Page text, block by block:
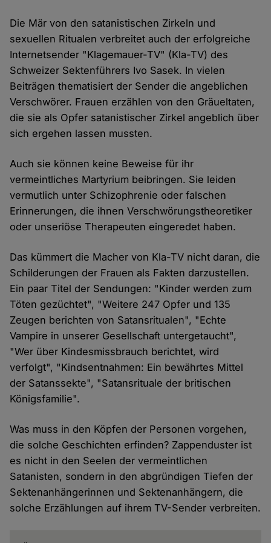
Die Mär von den satanistischen Zirkeln und
sexuellen Ritualen verbreitet auch der erfolgreiche
Internetsender "Klagemauer-TV" (Kla-TV) des
Schweizer Sektenführers Ivo Sasek. In vielen
Beiträgen thematisiert der Sender die angeblichen
Verschwörer. Frauen erzählen von den Gräueltaten,
die sie als Opfer satanistischer Zirkel angeblich über
sich ergehen lassen mussten.
Auch sie können keine Beweise für ihr
vermeintliches Martyrium beibringen. Sie leiden
vermutlich unter Schizophrenie oder falschen
Erinnerungen, die ihnen Verschwörungstheoretiker
oder unseriöse Therapeuten eingeredet haben.
Das kümmert die Macher von Kla-TV nicht daran, die
Schilderungen der Frauen als Fakten darzustellen.
Ein paar Titel der Sendungen: "Kinder werden zum
Töten gezüchtet", "Weitere 247 Opfer und 135
Zeugen berichten von Satansritualen", "Echte
Vampire in unserer Gesellschaft untergetaucht",
"Wer über Kindesmissbrauch berichtet, wird
verfolgt", "Kindsentnahmen: Ein bewährtes Mittel
der Satanssekte", "Satansrituale der britischen
Königsfamilie".
Was muss in den Köpfen der Personen vorgehen,
die solche Geschichten erfinden? Zappenduster ist
es nicht in den Seelen der vermeintlichen
Satanisten, sondern in den abgründigen Tiefen der
Sektenanhängerinnen und Sektenanhängern, die
solche Erzählungen auf ihrem TV-Sender verbreiten.